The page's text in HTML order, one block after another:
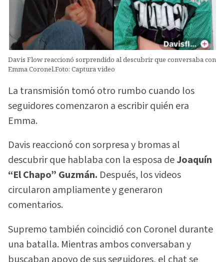
Davis Flow reaccionó sorprendido al descubrir que conversaba con
Emma Coronel.Foto: Captura video
La transmisión tomó otro rumbo cuando los
seguidores comenzaron a escribir quién era
Emma.
Davis reaccionó con sorpresa y bromas al
descubrir que hablaba con la esposa deJoaquín
“El Chapo” Guzmán. Después, los videos
circularon ampliamente y generaron
comentarios.
Supremo también coincidió con Coronel durante
una batalla. Mientras ambos conversaban y